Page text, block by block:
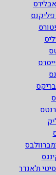
פליקנס
ת'אנדר